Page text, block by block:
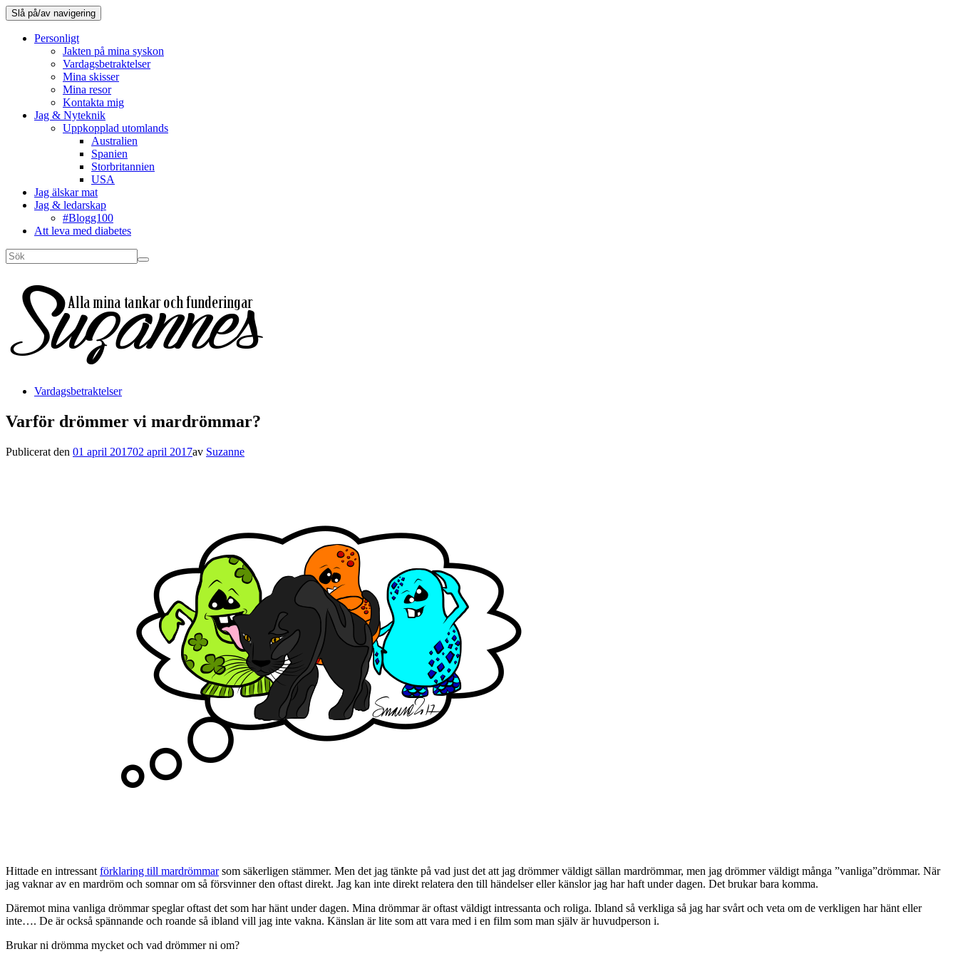
Slå på/av navigering
Personligt
Jakten på mina syskon
Vardagsbetraktelser
Mina skisser
Mina resor
Kontakta mig
Jag & Nyteknik
Uppkopplad utomlands
Australien
Spanien
Storbritannien
USA
Jag älskar mat
Jag & ledarskap
#Blogg100
Att leva med diabetes
Vardagsbetraktelser
Varför drömmer vi mardrömmar?
Publicerat den 01 april 201702 april 2017av Suzanne
Hittade en intressant förklaring till mardrömmarsom säkerligen stämmer. Men det jag tänkte på vad just det att jag drömmer väldigt sällan mardrömmar, men jag drömmer väldigt många ”vanliga”drömmar. När
jag vaknar av en mardröm och somnar om så försvinner den oftast direkt. Jag kan inte direkt relatera den till händelser eller känslor jag har haft under dagen. Det brukar bara komma.
Däremot mina vanliga drömmar speglar oftast det som har hänt under dagen. Mina drömmar är oftast väldigt intressanta och roliga. Ibland så verkliga så jag har svårt och veta om de verkligen har hänt eller
inte…. De är också spännande och roande så ibland vill jag inte vakna. Känslan är lite som att vara med i en film som man själv är huvudperson i.
Brukar ni drömma mycket och vad drömmer ni om?